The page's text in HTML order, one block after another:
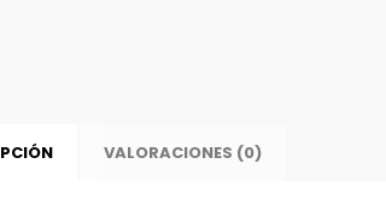
VALORACIONES (0)